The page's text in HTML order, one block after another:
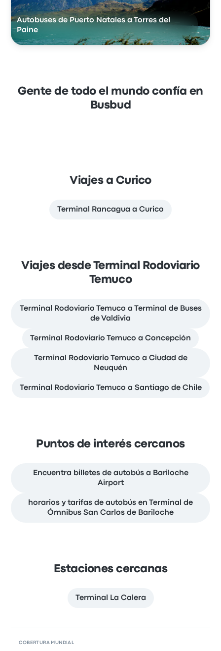
Autobuses de Puerto Natales a Torres del
Paine
Gente de todo el mundo confía en
Busbud
Viajes a Curico
Terminal Rancagua a Curico
Viajes desde Terminal Rodoviario
Temuco
Terminal Rodoviario Temuco a Terminal de Buses
de Valdivia
Terminal Rodoviario Temuco a Concepción
Terminal Rodoviario Temuco a Ciudad de
Neuquén
Terminal Rodoviario Temuco a Santiago de Chile
Puntos de interés cercanos
Encuentra billetes de autobús a Bariloche
Airport
horarios y tarifas de autobús en Terminal de
Ómnibus San Carlos de Bariloche
Estaciones cercanas
Terminal La Calera
COBERTURA MUNDIAL